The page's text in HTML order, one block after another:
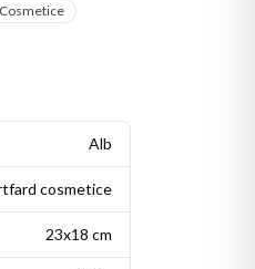
Cosmetice
Alb
cosmetice
23x18 cm